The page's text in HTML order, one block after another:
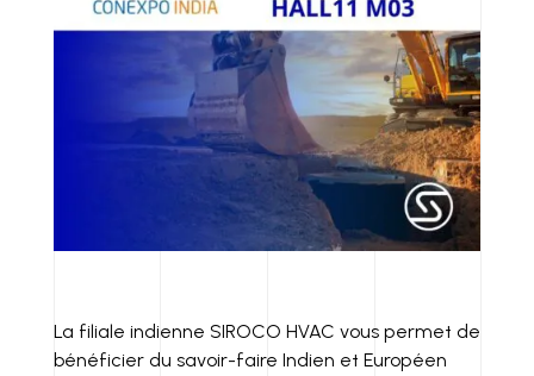
La filiale indienne SIROCO HVAC vous permet de
bénéficier du savoir-faire Indien et Européen